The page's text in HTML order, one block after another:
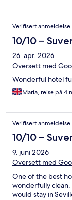
Verifisert anmeldelse
10/10 –
26. apr. 2026
Oversett med
Wonderful hotel
Maria, reise på 4
Verifisert anmeldelse
10/10 –
9. juni 2026
Oversett med
One of the best
wonderfully clean.
would stay in